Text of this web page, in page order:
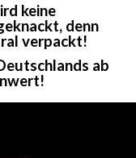
keine
denn
verpackt!
ab